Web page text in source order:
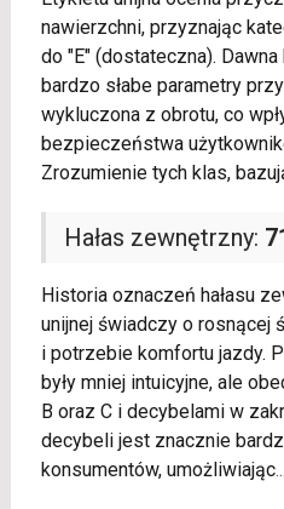
nawierzchni, przyznając
do "E" (dostateczna).
bardzo słabe parametry
wykluczona z obrotu, co
bezpieczeństwa
Zrozumienie tych klas,
Hałas zewnętrzny:
Historia oznaczeń hałasu
unijnej świadczy o rosnącej
i potrzebie komfortu jazdy.
były mniej intuicyjne, ale
B oraz C i decybelami w
decybeli jest znacznie
konsumentów, umożliwiając...